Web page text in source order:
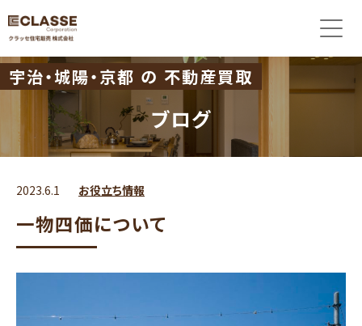
宇治・城陽・京都 の 不動産買取
ブログ
2023.6.1 お役立ち情報
一物四価について